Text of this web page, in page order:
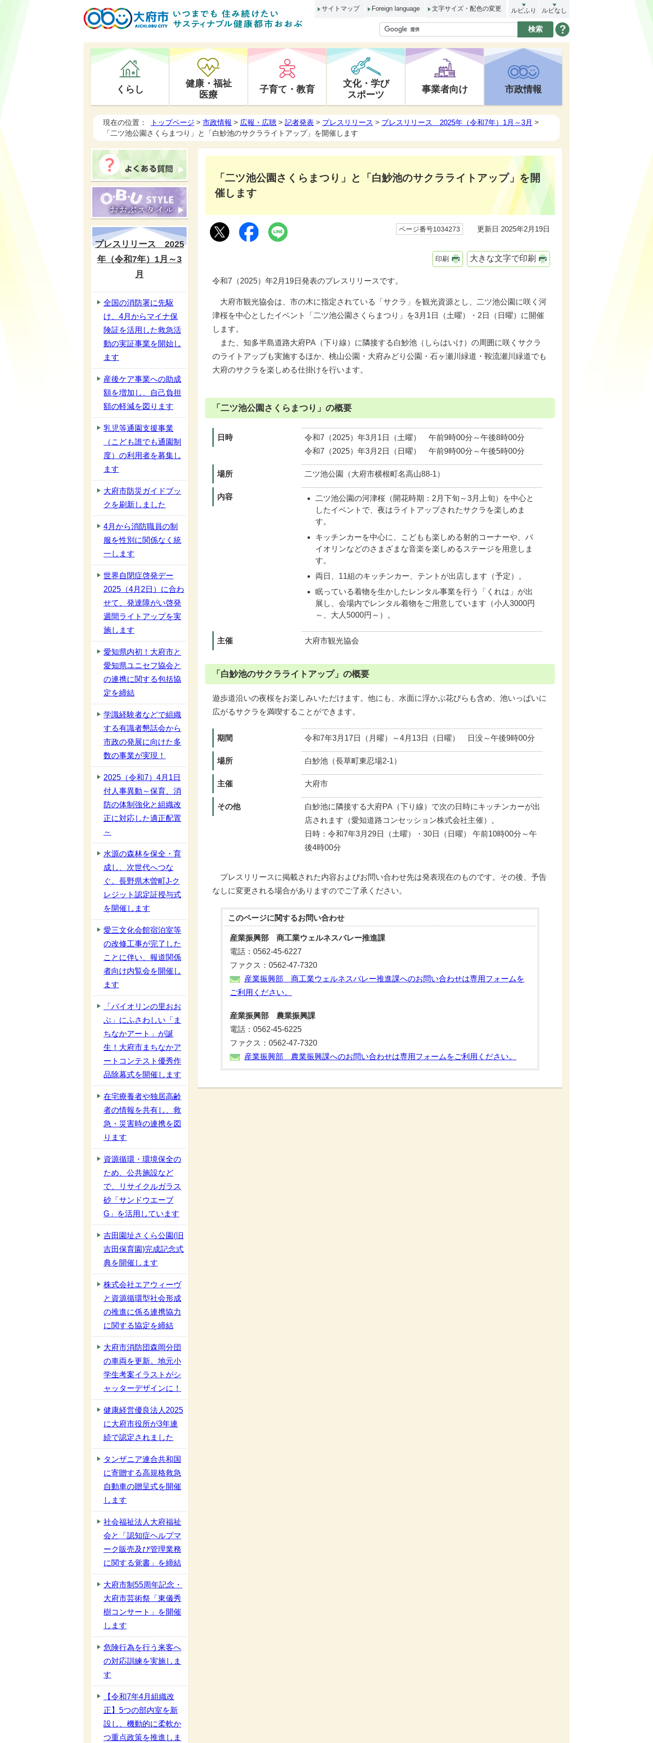
サイトマップ Foreign language 文字サイズ・配色の変更 ルビふり ルビなし
くらし
健康・福祉
医療
子育て・教育
文化・学び
スポーツ
事業者向け 市政情報
現在の位置： トップページ > 市政情報 > 広報・広聴 > 記者発表 > プレスリリース > プレスリリース 2025年（令和7年）1月～3月 >
「二ツ池公園さくらまつり」と「白魦池のサクラライトアップ」を開催します
「二ツ池公園さくらまつり」と「白魦池のサクラライトアップ」を開
催します
ページ番号1034273 更新日 2025年2月19日
印刷 大きな文字で印刷
令和7（2025）年2月19日発表のプレスリリースです。
大府市観光協会は、市の木に指定されている「サクラ」を観光資源とし、二ツ池公園に咲く河
津桜を中心としたイベント「二ツ池公園さくらまつり」を3月1日（土曜）・2日（日曜）に開催
します。
また、知多半島道路大府PA（下り線）に隣接する白魦池（しらはいけ）の周囲に咲くサクラ
のライトアップも実施するほか、桃山公園・大府みどり公園・石ヶ瀬川緑道・鞍流瀬川緑道でも
大府のサクラを楽しめる仕掛けを行います。
「二ツ池公園さくらまつり」の概要
日時
令和7（2025）年3月1日（土曜） 午前9時00分～午後8時00分
令和7（2025）年3月2日（日曜） 午前9時00分～午後5時00分
場所 二ツ池公園（大府市横根町名高山88-1）
内容
二ツ池公園の河津桜（開花時期：2月下旬～3月上旬）を中心と
したイベントで、夜はライトアップされたサクラを楽しめま
す。
キッチンカーを中心に、こどもも楽しめる射的コーナーや、バ
イオリンなどのさまざまな音楽を楽しめるステージを用意しま
す。
両日、11組のキッチンカー、テントが出店します（予定）。
眠っている着物を生かしたレンタル事業を行う「くれは」が出
展し、会場内でレンタル着物をご用意しています（小人3000円
～、大人5000円～）。
主催 大府市観光協会
「白魦池のサクラライトアップ」の概要
遊歩道沿いの夜桜をお楽しみいただけます。他にも、水面に浮かぶ花びらも含め、池いっぱいに
広がるサクラを満喫することができます。
期間 令和7年3月17日（月曜）～4月13日（日曜） 日没～午後9時00分
場所 白魦池（長草町東忍場2-1）
主催 大府市
その他
白魦池に隣接する大府PA（下り線）で次の日時にキッチンカーが出
店されます（愛知道路コンセッション株式会社主催）。
日時：令和7年3月29日（土曜）・30日（日曜） 午前10時00分～午
後4時00分
プレスリリースに掲載された内容およびお問い合わせ先は発表現在のものです。その後、予告
なしに変更される場合がありますのでご了承ください。
このページに関するお問い合わせ
産業振興部 商工業ウェルネスバレー推進課
電話：0562-45-6227
ファクス：0562-47-7320
産業振興部 商工業ウェルネスバレー推進課へのお問い合わせは専用フォームを
ご利用ください。
産業振興部 農業振興課
電話：0562-45-6225
ファクス：0562-47-7320
産業振興部 農業振興課へのお問い合わせは専用フォームをご利用ください。
プレスリリース 2025
年（令和7年）1月～3
月
全国の消防署に先駆
け、4月からマイナ保
険証を活用した救急活
動の実証事業を開始し
ます
産後ケア事業への助成
額を増加し、自己負担
額の軽減を図ります
乳児等通園支援事業
（こども誰でも通園制
度）の利用者を募集し
ます
大府市防災ガイドブッ
クを刷新しました
4月から消防職員の制
服を性別に関係なく統
一します
世界自閉症啓発デー
2025（4月2日）に合わ
せて、発達障がい啓発
週間ライトアップを実
施します
愛知県内初！大府市と
愛知県ユニセフ協会と
の連携に関する包括協
定を締結
学識経験者などで組織
する有識者懇話会から
市政の発展に向けた多
数の事業が実現！
2025（令和7）4月1日
付人事異動～保育、消
防の体制強化と組織改
正に対応した適正配置
～
水源の森林を保全・育
成し、次世代へつな
ぐ。長野県木曽町J-ク
レジット認定証授与式
を開催します
愛三文化会館宿泊室等
の改修工事が完了した
ことに伴い、報道関係
者向け内覧会を開催し
ます
「バイオリンの里おお
ぶ」にふさわしい「ま
ちなかアート」が誕
生！大府市まちなかア
ートコンテスト優秀作
品除幕式を開催します
在宅療養者や独居高齢
者の情報を共有し、救
急・災害時の連携を図
ります
資源循環・環境保全の
ため、公共施設など
で、リサイクルガラス
砂「サンドウエーブ
G」を活用しています
吉田園址さくら公園(旧
吉田保育園)完成記念式
典を開催します
株式会社エアウィーヴ
と資源循環型社会形成
の推進に係る連携協力
に関する協定を締結
大府市消防団森岡分団
の車両を更新。地元小
学生考案イラストがシ
ャッターデザインに！
健康経営優良法人2025
に大府市役所が3年連
続で認定されました
タンザニア連合共和国
に寄贈する高規格救急
自動車の贈呈式を開催
します
社会福祉法人大府福祉
会と「認知症ヘルプマ
ーク販売及び管理業務
に関する覚書」を締結
大府市制55周年記念・
大府市芸術祭「東儀秀
樹コンサート」を開催
します
危険行為を行う来客へ
の対応訓練を実施しま
す
【令和7年4月組織改
正】5つの部内室を新
設し、機動的に柔軟か
つ重点政策を推進しま